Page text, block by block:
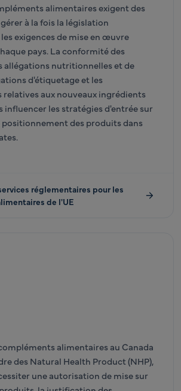
alimentaires exigent des
à la fois la législation
exigences de mise en œuvre
pays. La conformité des
allégations nutritionnelles et de
d'étiquetage et les
aux nouveaux ingrédients
influencer les stratégies d'entrée sur
positionnement des produits dans
réglementaires pour les
de l'UE
alimentaires au Canada
des Natural Health Product (NHP),
une autorisation de mise sur